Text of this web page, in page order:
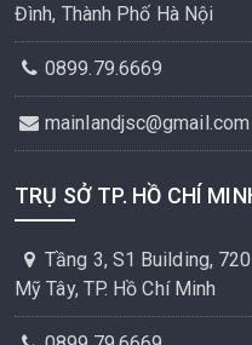
Đình, Thành Phố Hà Nội
0899.79.6669
mainlandjsc@gmail.com
TRỤ SỞ TP. HỒ CHÍ
Tầng 3, S1 Building,
Mỹ Tây, TP. Hồ Chí Minh